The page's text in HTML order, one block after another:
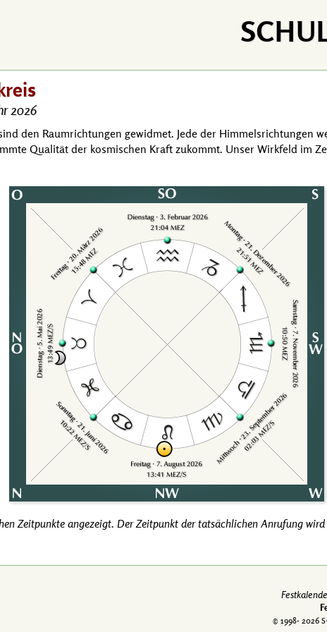
2026
den Raumrichtungen gewidmet. Jede der Himmels­richtungen
Qualität der kosmischen Kraft zukommt. Unser Wirkfeld im
Zeitpunkte angezeigt. Der Zeitpunkt der tatsächlichen Anrufung
© 1998- 2026